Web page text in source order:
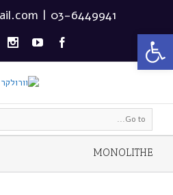
פתח סרגל נגישות
03-6449941
|
Go to...
MONOLITHE